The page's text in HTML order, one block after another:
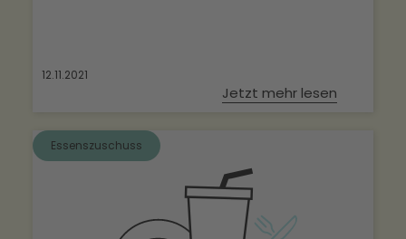
12.11.2021
Jetzt mehr lesen
Essenszuschuss